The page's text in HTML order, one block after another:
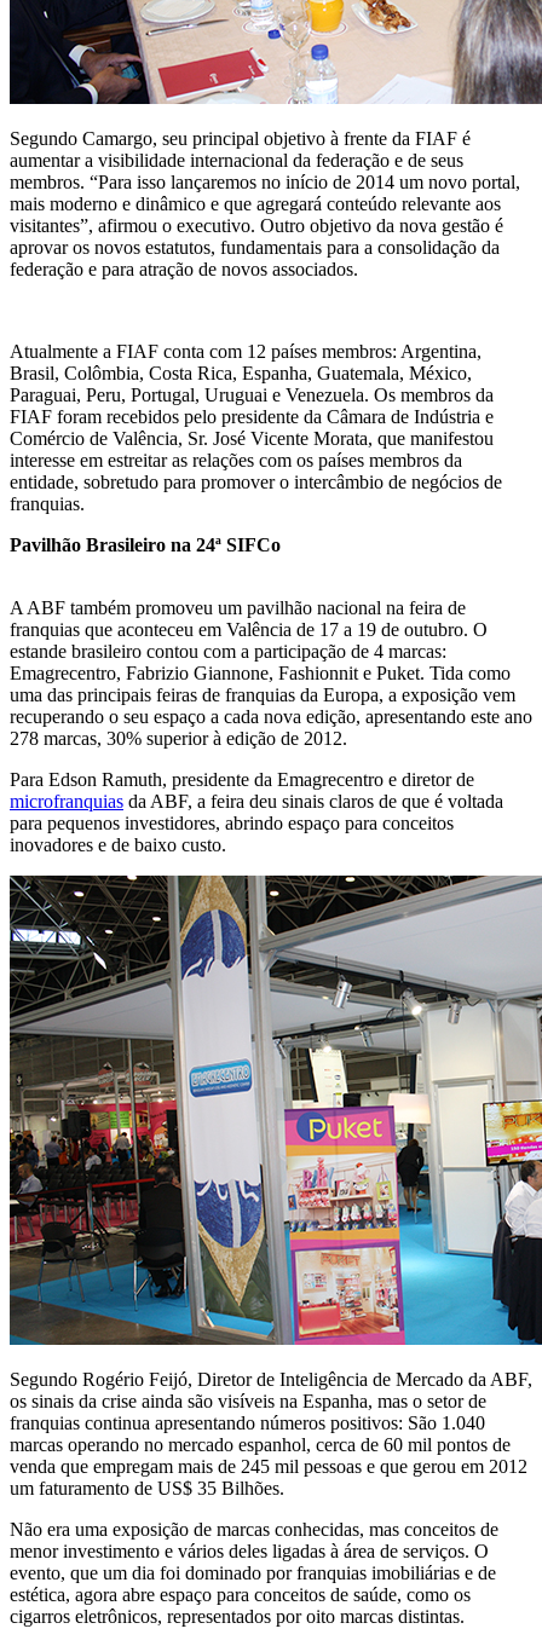
Segundo Camargo, seu principal objetivo à frente da FIAF é
aumentar a visibilidade internacional da federação e de seus
membros. “Para isso lançaremos no início de 2014 um novo portal,
mais moderno e dinâmico e que agregará conteúdo relevante aos
visitantes”, afirmou o executivo. Outro objetivo da nova gestão é
aprovar os novos estatutos, fundamentais para a consolidação da
federação e para atração de novos associados.
Atualmente a FIAF conta com 12 países membros: Argentina,
Brasil, Colômbia, Costa Rica, Espanha, Guatemala, México,
Paraguai, Peru, Portugal, Uruguai e Venezuela. Os membros da
FIAF foram recebidos pelo presidente da Câmara de Indústria e
Comércio de Valência, Sr. José Vicente Morata, que manifestou
interesse em estreitar as relações com os países membros da
entidade, sobretudo para promover o intercâmbio de negócios de
franquias.
Pavilhão Brasileiro na 24ª SIFCo
A ABF também promoveu um pavilhão nacional na feira de
franquias que aconteceu em Valência de 17 a 19 de outubro. O
estande brasileiro contou com a participação de 4 marcas:
Emagrecentro, Fabrizio Giannone, Fashionnit e Puket. Tida como
uma das principais feiras de franquias da Europa, a exposição vem
recuperando o seu espaço a cada nova edição, apresentando este ano
278 marcas, 30% superior à edição de 2012.
Para Edson Ramuth, presidente da Emagrecentro e diretor de
microfranquias da ABF, a feira deu sinais claros de que é voltada
para pequenos investidores, abrindo espaço para conceitos
inovadores e de baixo custo.
Segundo Rogério Feijó, Diretor de Inteligência de Mercado da ABF,
os sinais da crise ainda são visíveis na Espanha, mas o setor de
franquias continua apresentando números positivos: São 1.040
marcas operando no mercado espanhol, cerca de 60 mil pontos de
venda que empregam mais de 245 mil pessoas e que gerou em 2012
um faturamento de US$ 35 Bilhões.
Não era uma exposição de marcas conhecidas, mas conceitos de
menor investimento e vários deles ligadas à área de serviços. O
evento, que um dia foi dominado por franquias imobiliárias e de
estética, agora abre espaço para conceitos de saúde, como os
cigarros eletrônicos, representados por oito marcas distintas.